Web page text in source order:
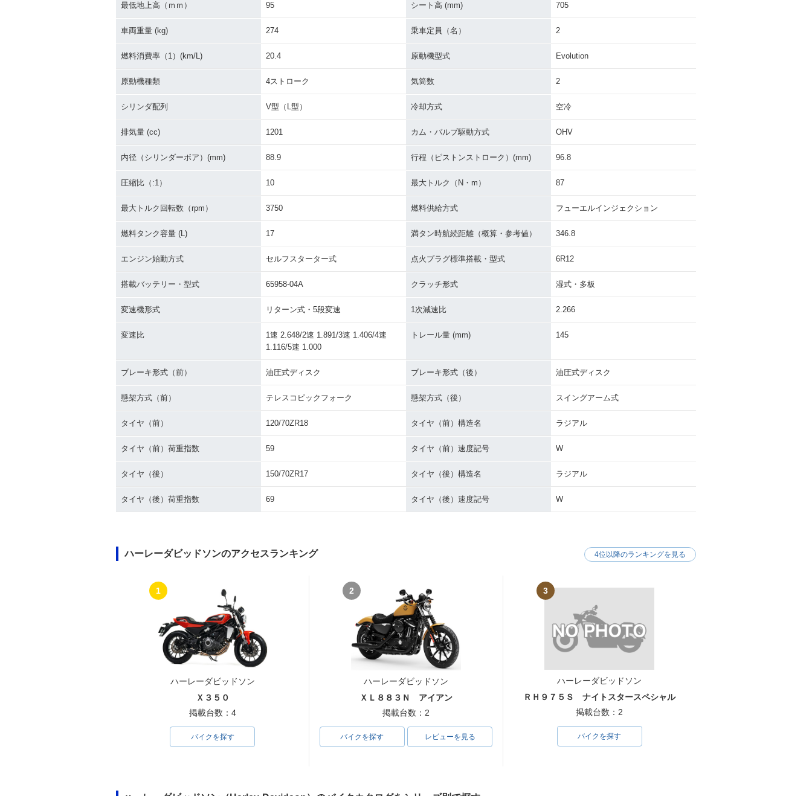
最低地上高（ｍｍ） 95 シート高 (mm) 705
車両重量 (kg) 274 乗車定員（名） 2
燃料消費率（1）(km/L) 20.4 原動機型式 Evolution
原動機種類 4ストローク 気筒数 2
シリンダ配列 V型（L型） 冷却方式 空冷
排気量 (cc) 1201 カム・バルブ駆動方式 OHV
内径（シリンダーボア）(mm) 88.9 行程（ピストンストローク）(mm) 96.8
圧縮比（:1） 10 最大トルク（N・m） 87
最大トルク回転数（rpm） 3750 燃料供給方式 フューエルインジェクション
燃料タンク容量 (L) 17 満タン時航続距離（概算・参考値） 346.8
エンジン始動方式 セルフスターター式 点火プラグ標準搭載・型式 6R12
搭載バッテリー・型式 65958-04A クラッチ形式 湿式・多板
変速機形式 リターン式・5段変速 1次減速比 2.266
変速比
1速 2.648/2速 1.891/3速 1.406/4速
1.116/5速 1.000
トレール量 (mm) 145
ブレーキ形式（前） 油圧式ディスク ブレーキ形式（後） 油圧式ディスク
懸架方式（前） テレスコピックフォーク 懸架方式（後） スイングアーム式
タイヤ（前） 120/70ZR18 タイヤ（前）構造名 ラジアル
タイヤ（前）荷重指数 59 タイヤ（前）速度記号 W
タイヤ（後） 150/70ZR17 タイヤ（後）構造名 ラジアル
タイヤ（後）荷重指数 69 タイヤ（後）速度記号 W
ハーレーダビッドソンのアクセスランキング
1
ハーレーダビッドソン
Ｘ３５０
掲載台数：4
バイクを探す
2
ハーレーダビッドソン
ＸＬ８８３Ｎ アイアン
掲載台数：2
バイクを探す レビューを見る
3
ハーレーダビッドソン
ＲＨ９７５Ｓ ナイトスタースペシャル
掲載台数：2
バイクを探す
4位以降のランキングを見る